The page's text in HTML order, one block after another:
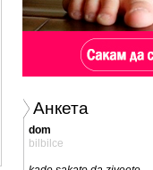
Анкета
dom
bilbilce